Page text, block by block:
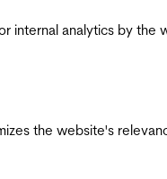
internal analytics by the
the website's